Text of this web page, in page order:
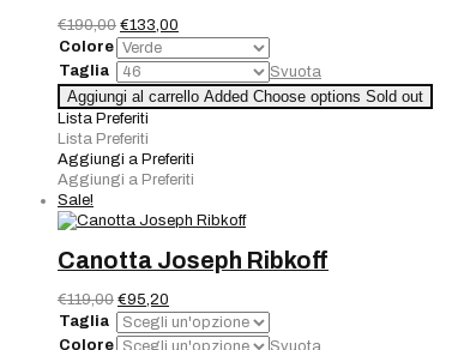
€190,00 Il
prezzo
originale
era:
€190,00.
€133,00
attuale
è:
€133,00.
Colore
Taglia
Svuota
Pantalone
Joseph
Ribkoff
quantità
Aggiungi al carrello Added Choose options Sold out
Lista Preferiti
Lista Preferiti
Aggiungi a Preferiti
Aggiungi a Preferiti
Sale!
Canotta Joseph Ribkoff
€119,00 Il
prezzo
originale
€95,20
prezzo
attuale
Taglia
Colore